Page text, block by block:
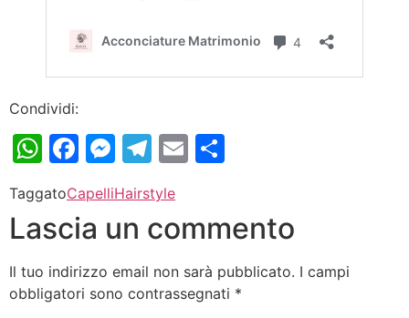
Condividi:
WhatsApp
Facebook
Messenger
Telegram
Email
TaggatoCapelliHairstyle
Lascia un commento
Il tuo indirizzo email non sarà pubblicato. I campi
obbligatori sono contrassegnati *